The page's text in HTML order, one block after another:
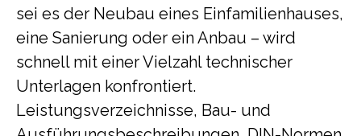
sei es der Neubau eines Einfamilienhauses,
eine Sanierung oder ein Anbau – wird
schnell mit einer Vielzahl technischer
Unterlagen konfrontiert.
Leistungsverzeichnisse, Bau- und